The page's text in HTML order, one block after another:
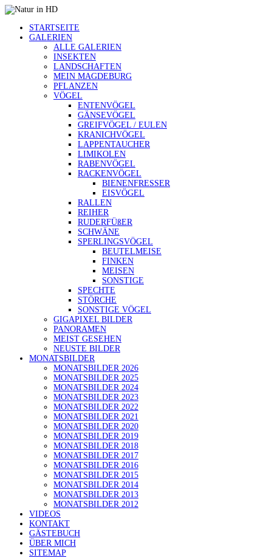
STARTSEITE
GALERIEN
ALLE GALERIEN
INSEKTEN
LANDSCHAFTEN
MEIN MAGDEBURG
PFLANZEN
VÖGEL
ENTENVÖGEL
GÄNSEVÖGEL
GREIFVÖGEL / EULEN
KRANICHVÖGEL
LAPPENTAUCHER
LIMIKOLEN
RABENVÖGEL
RACKENVÖGEL
BIENENFRESSER
EISVÖGEL
RALLEN
REIHER
RUDERFÜßER
SCHWÄNE
SPERLINGSVÖGEL
BEUTELMEISE
FINKEN
MEISEN
SONSTIGE
SPECHTE
STÖRCHE
SONSTIGE VÖGEL
GIGAPIXEL BILDER
PANORAMEN
MEIST GESEHEN
NEUSTE BILDER
MONATSBILDER
MONATSBILDER 2026
MONATSBILDER 2025
MONATSBILDER 2024
MONATSBILDER 2023
MONATSBILDER 2022
MONATSBILDER 2021
MONATSBILDER 2020
MONATSBILDER 2019
MONATSBILDER 2018
MONATSBILDER 2017
MONATSBILDER 2016
MONATSBILDER 2015
MONATSBILDER 2014
MONATSBILDER 2013
MONATSBILDER 2012
VIDEOS
KONTAKT
GÄSTEBUCH
ÜBER MICH
SITEMAP